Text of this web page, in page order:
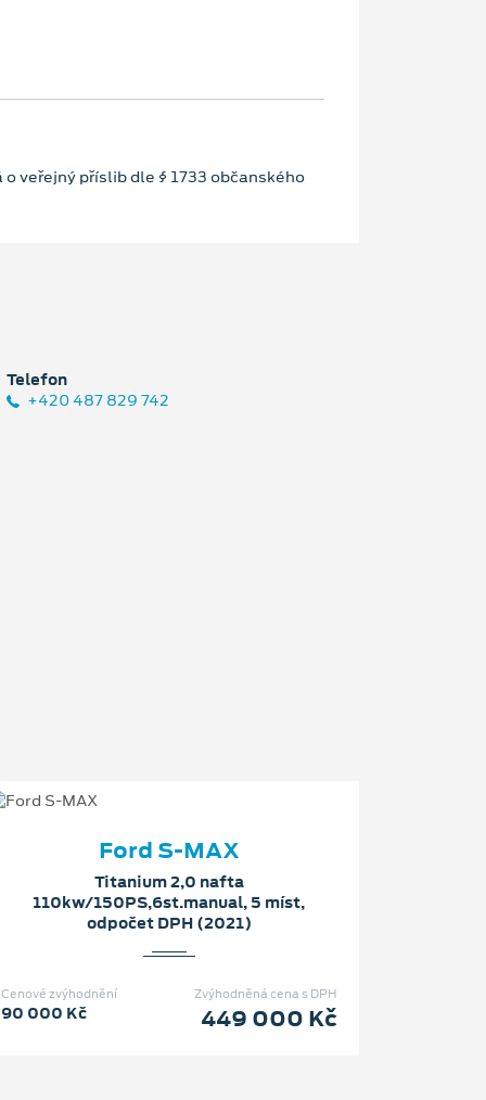
veřejný příslib dle § 1733 občanského
Telefon
+420 487 829 742
Ford S-MAX
Titanium 2,0 nafta
110kw/150PS,6st.manual, 5 míst,
odpočet DPH (2021)
Zvýhodněná cena s DPH
449 000 Kč
Cenové zvýhodnění
90 000 Kč